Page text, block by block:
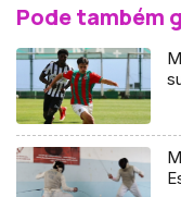
Pode também